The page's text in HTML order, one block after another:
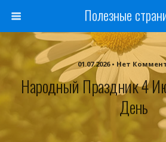
Полезные
01.07.2026 • Нет
Народный Праздник 4
День